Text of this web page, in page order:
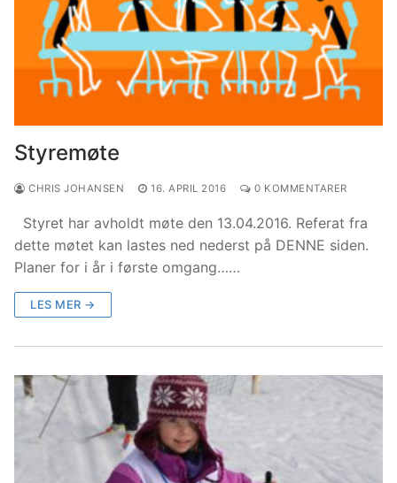
Styremøte
CHRIS JOHANSEN 16. APRIL 2016 0 KOMMENTARER
Styret har avholdt møte den 13.04.2016. Referat fra
dette møtet kan lastes ned nederst på DENNE siden.
Planer for i år i første omgang……
LES MER →